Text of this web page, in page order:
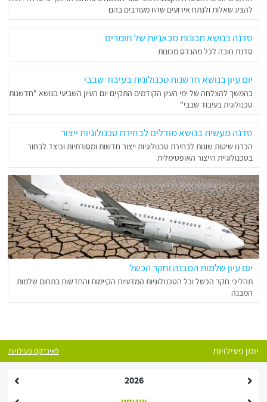
להציג שאלות ולנתח אירועים שהיו מעורבים בהם
סדנה בנושא תכונות מכאניות של חומרים
סדנת חובה לכל מהנדס מכונות
יום עיון בנושא חדשנות טכנולוגית בעיבוד שבבי
בהמשך להצלחה של ימי העיון הקודמים התקיים יום העיון השביעי בנושא "חדשנות
טכנולוגית בעיבוד שבבי"
סדנה מעשית בנושא מודלים לבחירת טכנולוגיות ייצור
הכרנו שיטות שונות לבחירת טכנולוגיות ייצור חדשות ומסורתיות וכיצד לבחור
בטכנולוגיית הייצור האופטימלית
יום עיון שלמות המבנה וחקר הכשל
תהליכי חקר הכשל וכל הטכנולוגיות המדעיות הקיימות והחדשות בתחום שלמות
המבנה
יומן פעילויות לאינדקס פעילויות
2026